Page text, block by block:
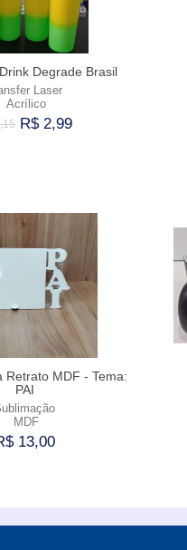
Degrade Brasil
Laser
Acrílico
R$ 2,99
Retrato MDF - Tema:
PAI
MDF
13,00